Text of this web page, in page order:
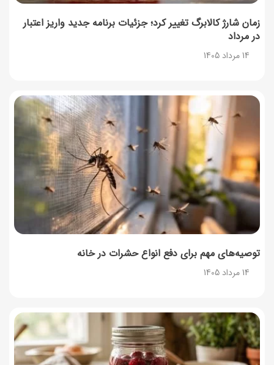
زمان شارژ کالابرگ تغییر کرد؛ جزئیات برنامه جدید واریز اعتبار
در مرداد
14 مرداد 1405
توصیه‌های مهم برای دفع انواع حشرات در خانه
14 مرداد 1405